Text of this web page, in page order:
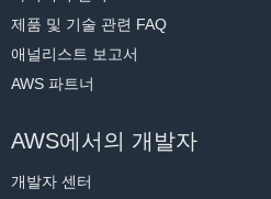
색기에서 선택한 파일을 보고 편집
터미널: 화면 오른쪽 하단에서는 명
제품 및 기술 관련 FAQ
애널리스트 보고서
AWS 파트너
AWS에서의 개발자
개발자 센터